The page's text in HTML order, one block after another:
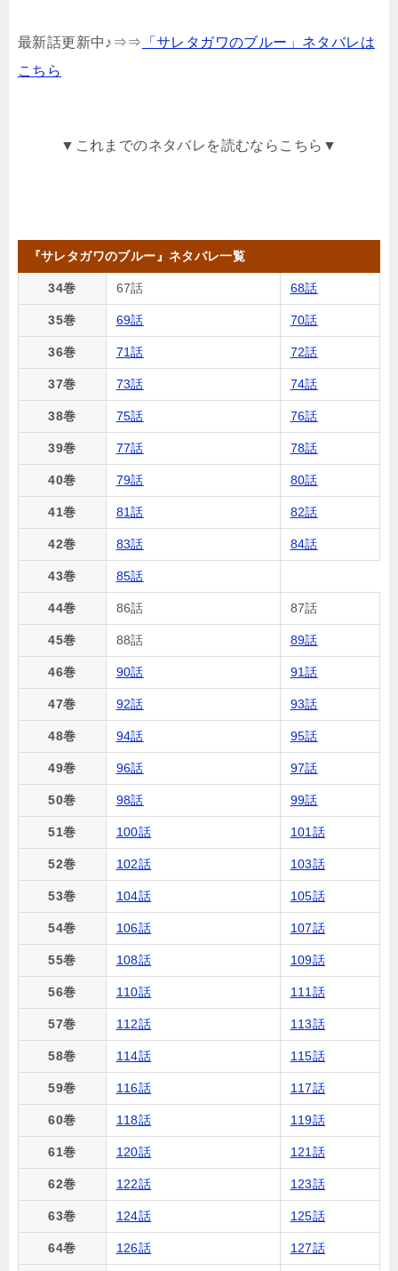
最新話更新中♪⇒⇒ 「サレタガワのブルー」ネタバレは
こちら
▼これまでのネタバレを読むならこちら▼
『サレタガワのブルー』ネタバレ一覧
34巻 67話 68話
35巻 69話 70話
36巻 71話 72話
37巻 73話 74話
38巻 75話 76話
39巻 77話 78話
40巻 79話 80話
41巻 81話 82話
42巻 83話 84話
43巻 85話
44巻 86話 87話
45巻 88話 89話
46巻 90話 91話
47巻 92話 93話
48巻 94話 95話
49巻 96話 97話
50巻 98話 99話
51巻 100話 101話
52巻 102話 103話
53巻 104話 105話
54巻 106話 107話
55巻 108話 109話
56巻 110話 111話
57巻 112話 113話
58巻 114話 115話
59巻 116話 117話
60巻 118話 119話
61巻 120話 121話
62巻 122話 123話
63巻 124話 125話
64巻 126話 127話